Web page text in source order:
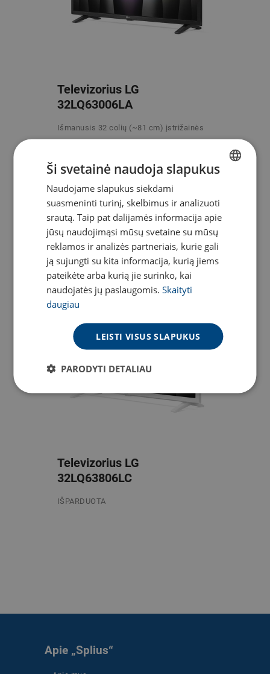
Televizorius LG
32LQ63006LA
Išmanusis 32 colių (~81 cm) įstrižainės
DOMINA
Televizorius LG
32LQ63806LC
IŠPARDUOTA
Apie „Splius“
ENGLISH
Ši svetainė naudoja slapukus
Naudojame slapukus siekdami
suasmeninti turinį, skelbimus ir analizuoti
srautą. Taip pat dalijamės informacija apie
jūsų naudojimąsi mūsų svetaine su mūsų
reklamos ir analizės partneriais, kurie gali
ją sujungti su kita informacija, kurią jiems
pateikėte arba kurią jie surinko, kai
naudojatės jų paslaugomis. Skaityti
daugiau
LEISTI VISUS SLAPUKUS
PARODYTI DETALIAU